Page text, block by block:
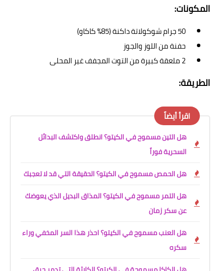
المكونات:
50 جرام شوكولاتة داكنة (85% كاكاو)
حفنة من اللوز والجوز
2 ملعقة كبيرة من التوت المجفف غير المحلى
الطريقة:
اقرأ أيضاً
هل التين مسموح في الكيتو؟ انطلق واكتشف البدائل
السحرية فوراً
هل الحمص مسموح في الكيتو؟ الحقيقة التي قد لا تعجبك
هل التمر مسموح في الكيتو؟ المذاق البديل الذي يعوضك
عن سكر زمان
هل العنب مسموح في الكيتو؟ احذر هذا السر المخفي وراء
سكره